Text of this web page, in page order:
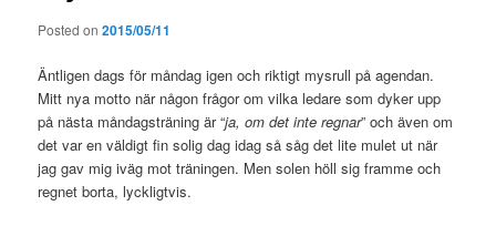
Posted on2015/05/11
Äntligen dags för måndag igen och riktigt mysrull på agendan.
Mitt nya motto när någon frågor om vilka ledare som dyker upp
på nästa måndagsträning är “ja, om det inte regnar” och även om
det var en väldigt fin solig dag idag så såg det lite mulet ut när
jag gav mig iväg mot träningen. Men solen höll sig framme och
regnet borta, lyckligtvis.